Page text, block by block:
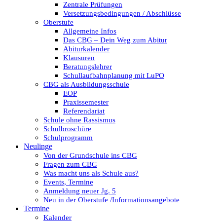
Zentrale Prüfungen
Versetzungsbedingungen / Abschlüsse
Oberstufe
Allgemeine Infos
Das CBG – Dein Weg zum Abitur
Abiturkalender
Klausuren
Beratungslehrer
Schullaufbahnplanung mit LuPO
CBG als Ausbildungsschule
EOP
Praxissemester
Referendariat
Schule ohne Rassismus
Schulbroschüre
Schulprogramm
Neulinge
Von der Grundschule ins CBG
Fragen zum CBG
Was macht uns als Schule aus?
Events, Termine
Anmeldung neuer Jg. 5
Neu in der Oberstufe /Informationsangebote
Termine
Kalender